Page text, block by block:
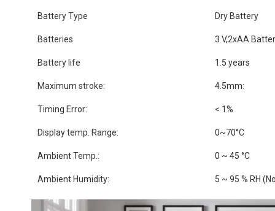
Battery Type Dry Battery
Batteries 3 V,2xAA
Battery life 1.5 years
Maximum stroke: 4.5mm:
Timing Error: < 1%
Display temp. Range: 0~70°C
Ambient Temp.: 0 ~ 45 °C
Ambient Humidity: 5 ~ 95 % RH